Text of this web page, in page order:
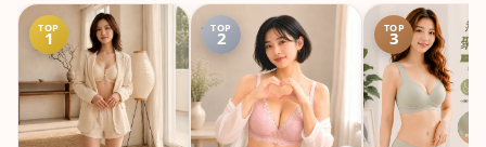
TOP
1 TOP
2 TOP
3